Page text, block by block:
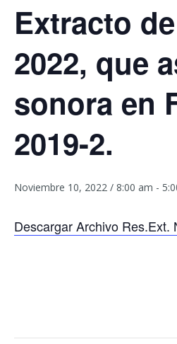
Extracto
2022, que
sonora en
2019-2.
Noviembre 10, 2022 / 8:00 am -
Descargar Archivo Res.Ext.